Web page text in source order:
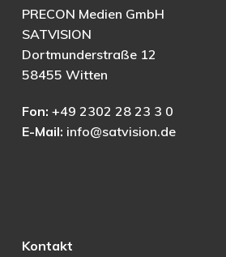
PRECON Medien GmbH
SATVISION
Dortmunderstraße 12
58455 Witten
Fon: +49 2302 28 23 3 0
E-Mail: info@satvision.de
Kontakt